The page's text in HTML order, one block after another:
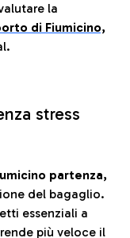
la
di Fiumicino,
stress
partenza,
del bagaglio.
essenziali a
più veloce il